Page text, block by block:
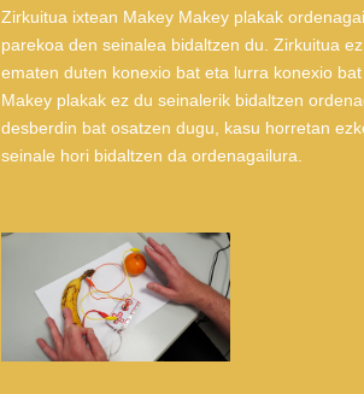
Zirkuitua ixtean Makey Makey plakak
parekoa den seinalea bidaltzen du. Zirkuitua
ematen duten konexio bat eta lurra konexio
Makey plakak ez du seinalerik bidaltzen
desberdin bat osatzen dugu, kasu horretan
seinale hori bidaltzen da ordenagailura.